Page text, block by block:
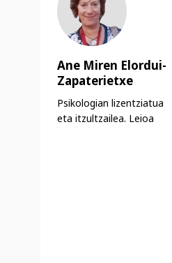
Ane Miren Elordui-
Zapaterietxe
Psikologian lizentziatua
eta itzultzailea. Leioa